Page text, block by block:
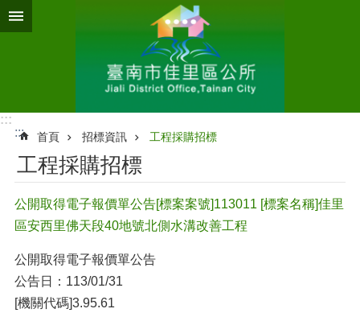
跳到主要內容區塊
:::
:::
首頁 招標資訊 工程採購招標
工程採購招標
公開取得電子報價單公告[標案案號]113011 [標案名稱]佳里
區安西里佛天段40地號北側水溝改善工程
公開取得電子報價單公告
公告日：113/01/31
[機關代碼]3.95.61